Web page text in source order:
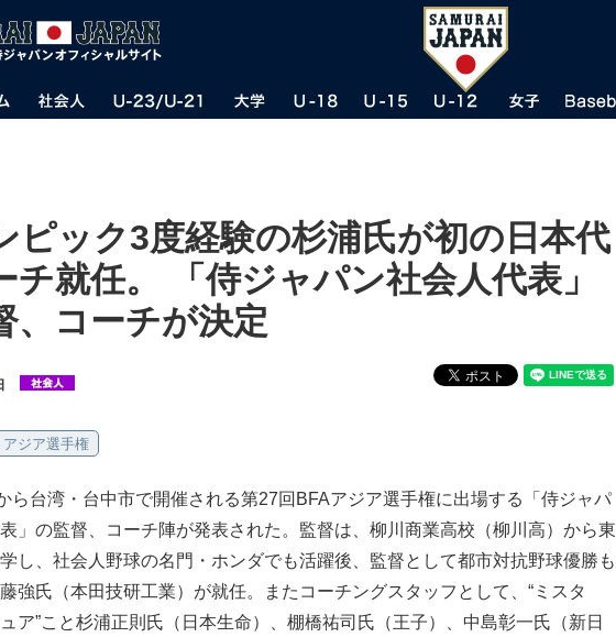
ピック3度経験の杉浦氏が初の日本代
チ就任。 「侍ジャパン社会人代表」
、コーチが決定
ジア選手権
台湾・台中市で開催される第27回BFAアジア選手権に出場する「侍ジャパ
」の監督、コーチ陣が発表された。監督は、柳川商業高校（柳川高）から東
し、社会人野球の名門・ホンダでも活躍後、監督として都市対抗野球優勝も
強氏（本田技研工業）が就任。またコーチングスタッフとして、“ミスタ
ア”こと杉浦正則氏（日本生命）、棚橋祐司氏（王子）、中島彰一氏（新日